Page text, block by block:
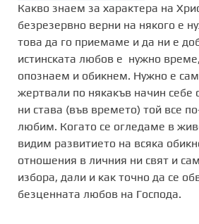
Какво знаем за характера на
безрезервно верни на някого е
това да го приемаме и да ни е
истинската любов е нужно
опознаем и обикнем. Нужно е
жертвали по някакъв начин себе
ни става (във времето) той все
любим. Когато се огледаме в
видим развитието на всяка
отношения в личния ни свят и
избора, дали и как точно да се
безценната любов на Господа.